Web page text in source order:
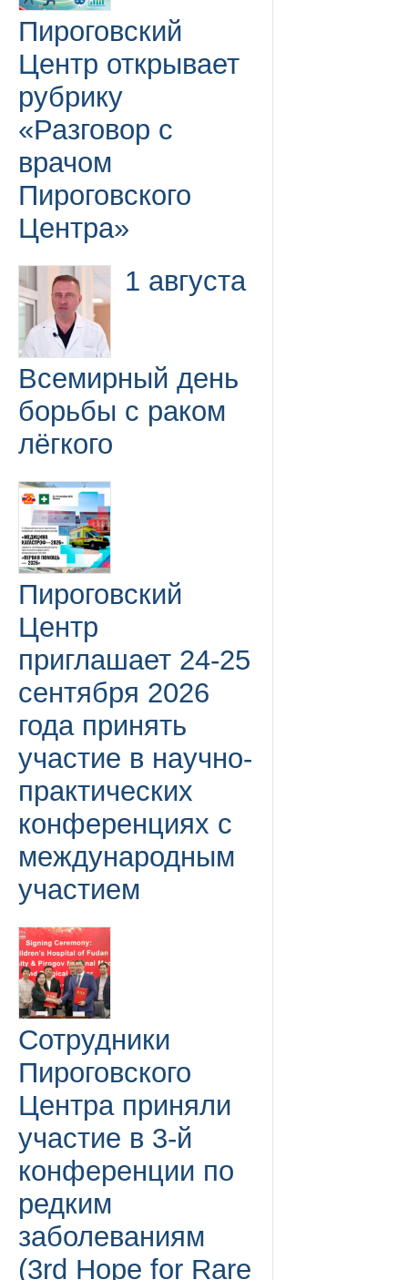
Пироговский
Центр открывает
рубрику
«Разговор с
врачом
Пироговского
Центра»
1 августа
Всемирный день
борьбы с раком
лёгкого
Пироговский
Центр
приглашает 24-25
сентября 2026
года принять
участие в научно-
практических
конференциях с
международным
участием
Сотрудники
Пироговского
Центра приняли
участие в 3-й
конференции по
редким
заболеваниям
(3rd Hope for Rare